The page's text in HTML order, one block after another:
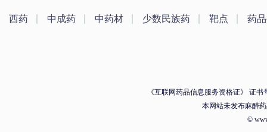
西药 中成药 中药材 少数民族药 靶点 药
《互联网药品信息服务资格证》 证书
本网站未发布麻醉
©